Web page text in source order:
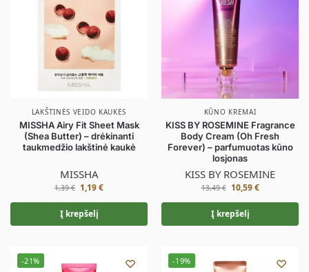
LAKŠTINĖS VEIDO KAUKĖS
MISSHA Airy Fit Sheet Mask
(Shea Butter) – drėkinanti
taukmedžio lakštinė kaukė
MISSHA
1,39€ 1,19€
Į krepšelį
KŪNO KREMAI
KISS BY ROSEMINE Fragrance
Body Cream (Oh Fresh
Forever) – parfumuotas kūno
losjonas
KISS BY ROSEMINE
13,49€ 10,59€
Į krepšelį
-21% -19%